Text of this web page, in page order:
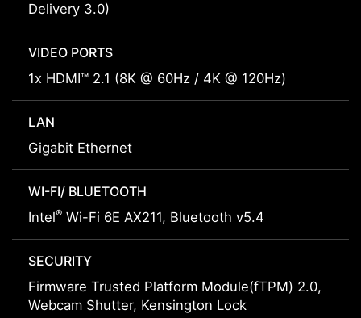
Delivery 3.0)
VIDEO PORTS
1x HDMI™ 2.1 (8K @ 60Hz / 4K @ 120Hz)
LAN
Gigabit Ethernet
WI-FI/ BLUETOOTH
Intel® Wi-Fi 6E AX211, Bluetooth v5.4
SECURITY
Firmware Trusted Platform Module(fTPM) 2.0,
Webcam Shutter, Kensington Lock